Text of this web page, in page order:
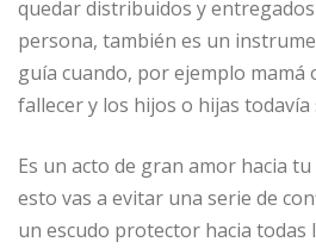
quedar distribuidos y
persona, también es un
guía cuando, por ejemplo mamá
fallecer y los hijos o hijas todavía
Es un acto de gran amor hacia
esto vas a evitar una serie de
un escudo protector hacia todas